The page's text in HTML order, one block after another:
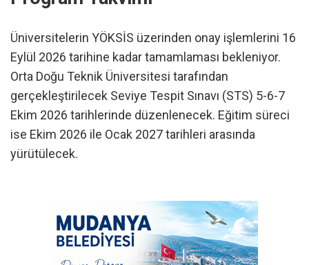
Üniversitelerin YÖKSİS üzerinden onay işlemlerini 16
Eylül 2026 tarihine kadar tamamlaması bekleniyor.
Orta Doğu Teknik Üniversitesi tarafından
gerçekleştirilecek Seviye Tespit Sınavı (STS) 5-6-7
Ekim 2026 tarihlerinde düzenlenecek. Eğitim süreci
ise Ekim 2026 ile Ocak 2027 tarihleri arasında
yürütülecek.